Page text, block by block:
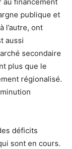
publique et
l’autre, ont
aussi
secondaire
plus que le
régionalisé.
déficits
sont en cours.